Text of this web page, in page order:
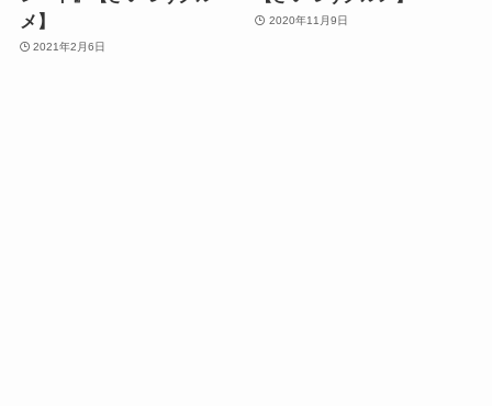
メ】
2021年2月6日
2020年11月9日